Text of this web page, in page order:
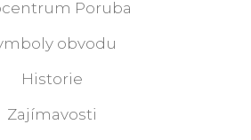
Poruba
obvodu
Historie
Zajímavosti